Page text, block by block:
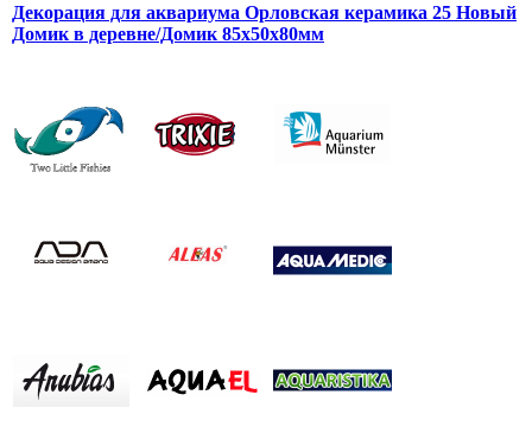
Декорация для аквариума Орловская керамика 25 Новый
Домик в деревне/Домик 85х50х80мм